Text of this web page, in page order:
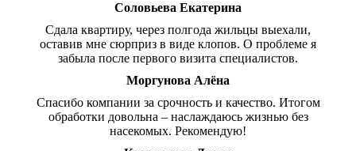
Соловьева Екатерина
Сдала квартиру, через полгода жильцы выехали,
оставив мне сюрприз в виде клопов. О проблеме я
забыла после первого визита специалистов.
Моргунова Алёна
Спасибо компании за срочность и качество. Итогом
обработки довольна – наслаждаюсь жизнью без
насекомых. Рекомендую!